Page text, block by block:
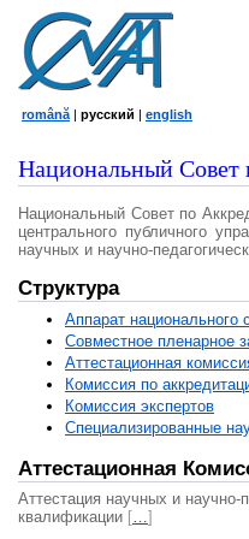
română | русский | english
Национальный Совет
Национальный Совет по
центрального публичного
научных и научно-
Структура
Аппарат национального
Совместное пленарное
Аттестационная
Комиссия по
Комиссия экспертов
Специализированные
Аттестационная
Аттестация научных и научно-
квалификации […]